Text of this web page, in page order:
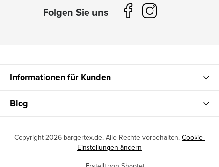
Informationen für Kunden
Blog
Copyright 2026 bargertex.de. Alle Rechte vorbehalten. Cookie-
Einstellungen ändern